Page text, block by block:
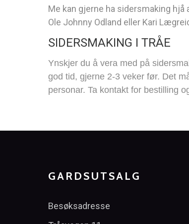
Me kan gjerne ha sidersmaking
Ole Johnny Odland eller Kari
SIDERSMAKING I TRÅE
Ynskjer du å vera med på
god tid, gjerne 2-3 veker før. Det
personar. Ta kontakt for bestilling
GARDSUTSALG
Besøksadresse